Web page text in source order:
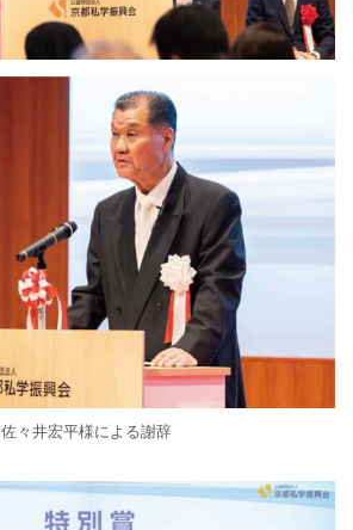
佐々井宏平様による謝辞